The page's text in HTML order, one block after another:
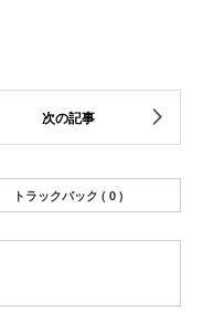
トラックバック ( 0 )